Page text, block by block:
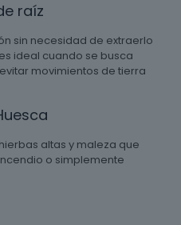
raíz
sin necesidad de extraerlo
ideal cuando se busca
movimientos de tierra
altas y maleza que
o simplemente